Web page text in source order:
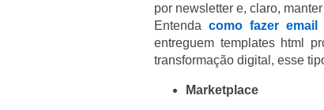
por newsletter e, claro,
Entendacomo fazer email
entreguem templates html
transformação digital, esse
Marketplace